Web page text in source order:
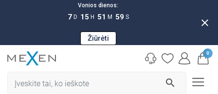
Vonios dienos:
7 D 15 H 51 M 58 S
Žiūrėti
close
search
0